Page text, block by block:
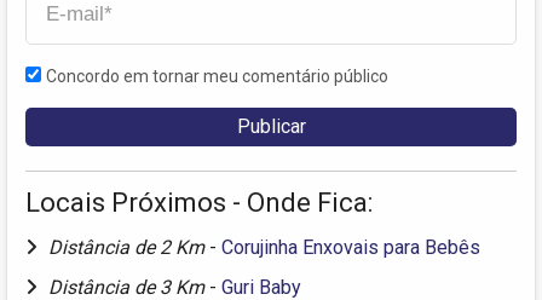
Concordo em tornar meu comentário público
Locais Próximos - Onde Fica:
Distância de 2 Km - Corujinha Enxovais para Bebês
Distância de 3 Km - Guri Baby